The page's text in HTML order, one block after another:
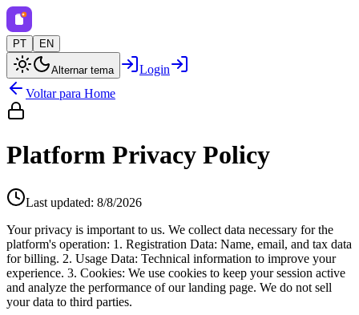
PT EN
Alternar tema
Login
Voltar para Home
Platform Privacy Policy
Last updated: 8/8/2026
Your privacy is important to us. We collect data necessary for the
platform's operation: 1. Registration Data: Name, email, and tax data
for billing. 2. Usage Data: Technical information to improve your
experience. 3. Cookies: We use cookies to keep your session active
and analyze the performance of our landing page. We do not sell
your data to third parties.